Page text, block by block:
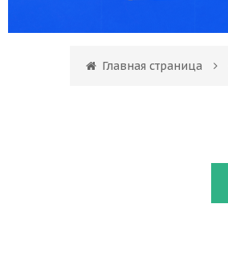
Главная страница